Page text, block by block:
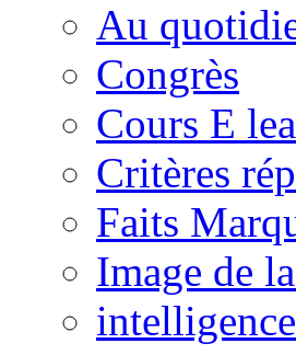
Au
Congrès
Cours E
Critères
Faits
Image de